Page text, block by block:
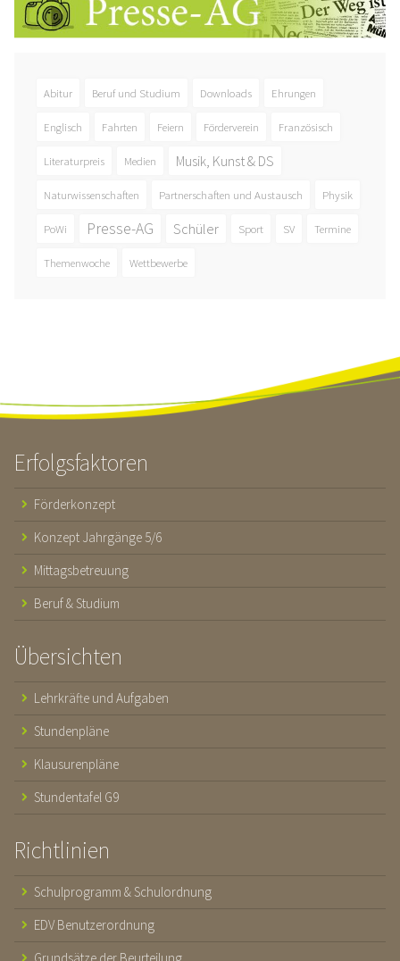
Abitur Beruf und Studium Downloads Ehrungen
Englisch Fahrten Feiern Förderverein Französisch
Literaturpreis Medien Musik, Kunst & DS
Naturwissenschaften Partnerschaften und Austausch Physik
PoWi Presse-AG Schüler Sport SV Termine
Themenwoche Wettbewerbe
Erfolgsfaktoren
Förderkonzept
Konzept Jahrgänge 5/6
Mittagsbetreuung
Beruf & Studium
Übersichten
Lehrkräfte und Aufgaben
Stundenpläne
Klausurenpläne
Stundentafel G9
Richtlinien
Schulprogramm & Schulordnung
EDV Benutzerordnung
Grundsätze der Beurteilung